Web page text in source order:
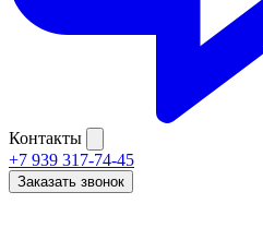
Контакты
+7 939 317-74-45
Заказать звонок